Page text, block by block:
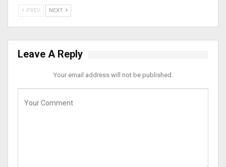
PREV NEXT
Leave A Reply
Your email address will not be published.